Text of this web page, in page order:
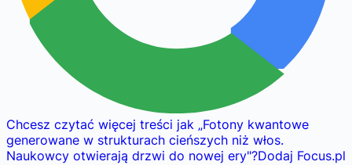
Chcesz czytać więcej treści jak „Fotony kwantowe
generowane w strukturach cieńszych niż włos.
Naukowcy otwierają drzwi do nowej ery"?Dodaj Focus.pl